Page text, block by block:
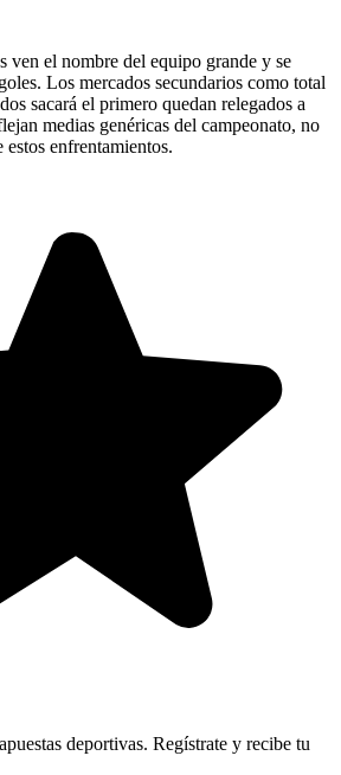
ven el nombre del equipo grande y se
Los mercados secundarios como total
sacará el primero quedan relegados a
medias genéricas del campeonato, no
enfrentamientos.
deportivas. Regístrate y recibe tu